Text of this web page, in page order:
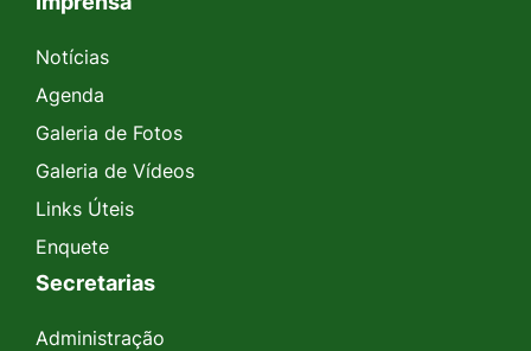
Notícias
Agenda
Galeria de Fotos
Galeria de Vídeos
Links Úteis
Enquete
Secretarias
Administração